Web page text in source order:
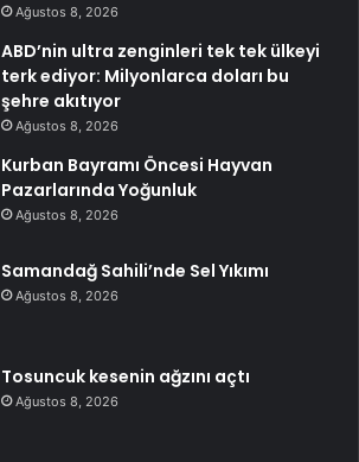
Ağustos 8, 2026
ABD’nin ultra zenginleri tek tek ülkeyi
terk ediyor: Milyonlarca doları bu
şehre akıtıyor
Ağustos 8, 2026
Kurban Bayramı Öncesi Hayvan
Pazarlarında Yoğunluk
Ağustos 8, 2026
Samandağ Sahili’nde Sel Yıkımı
Ağustos 8, 2026
Tosuncuk kesenin ağzını açtı
Ağustos 8, 2026